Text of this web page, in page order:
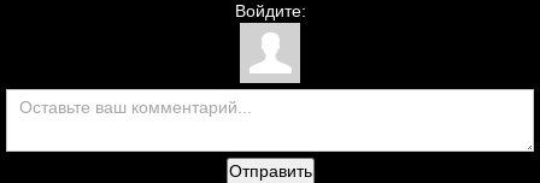
Войдите:
Отправить